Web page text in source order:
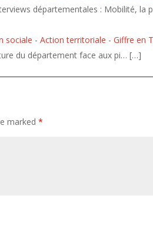
départementales : Mobilité, la
- Action territoriale - Giffre en
du département face aux pi… […]
marked*